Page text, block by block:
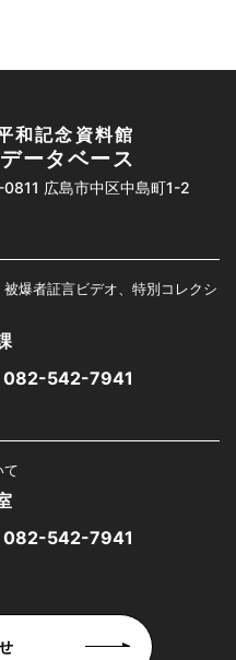
和記念資料館
ータベース
広島市中区中島町1-2
爆者証言ビデオ、特別コレクシ
542-7941
て
542-7941